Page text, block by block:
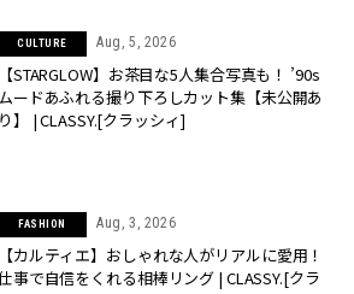
CULTURE Aug, 5, 2026
【STARGLOW】お茶目な5人集合写真も！ ’90s
ムードあふれる撮り下ろしカット集【未公開あ
り】 | CLASSY.[クラッシィ]
FASHION Aug, 3, 2026
【カルティエ】おしゃれな人がリアルに愛用！
事で自信をくれる相棒リング | CLASSY.[クラ